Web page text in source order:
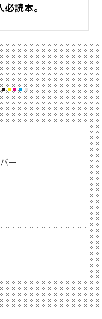
読本。
ー